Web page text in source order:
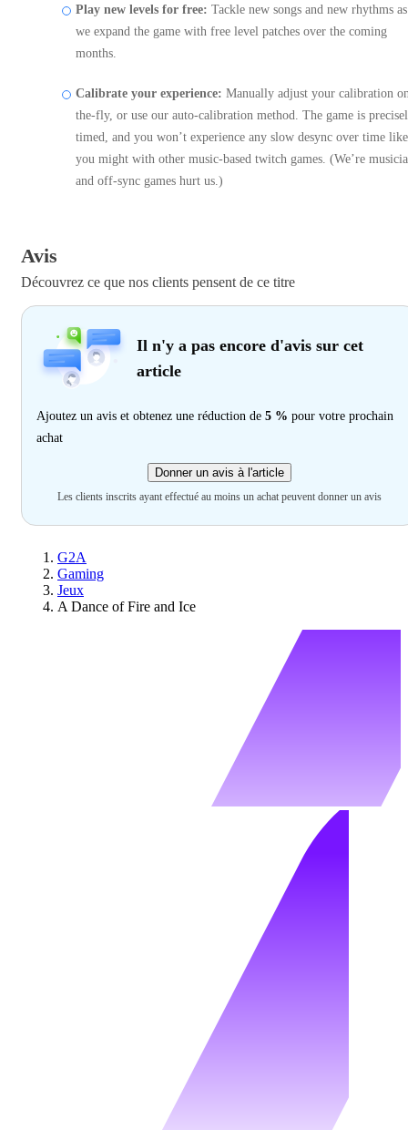
Play new levels for free: Tackle new songs and new rhythms as
we expand the game with free level patches over the coming
months.
Calibrate your experience: Manually adjust your calibration
the-fly, or use our auto-calibration method. The game is
timed, and you won’t experience any slow desync over time like
you might with other music-based twitch games. (We’re
and off-sync games hurt us.)
Avis
Découvrez ce que nos clients pensent de ce titre
Il n'y a pas encore d'avis sur cet
article
Ajoutez un avis et obtenez une réduction de 5 % pour votre prochain
achat
Donner un avis à l'article
Les clients inscrits ayant effectué au moins un achat peuvent donner un avis
G2A
Gaming
Jeux
A Dance of Fire and Ice